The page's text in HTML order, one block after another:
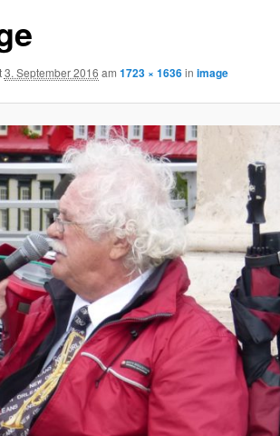
3. September 2016 am 1723 × 1636in image